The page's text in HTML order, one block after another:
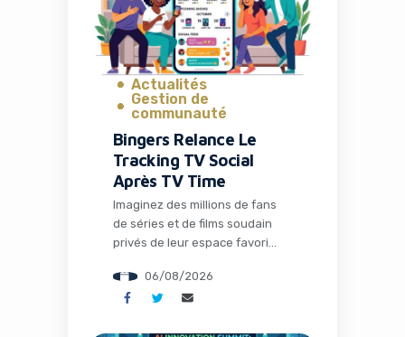
et les développeurs lancent et
gèrent […]
Actualités
Gestion de
communauté
Bingers Relance Le
Tracking TV Social
Après TV Time
Imaginez des millions de fans
de séries et de films soudain
privés de leur espace favori
partager memes et suivre leurs
visionnages en communauté.
06/08/2026